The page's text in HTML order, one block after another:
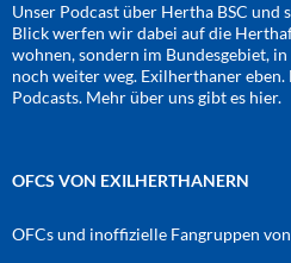
Unser Podcast über Hertha BSC und
Blick werfen wir dabei auf die
wohnen, sondern im Bundesgebiet,
noch weiter weg. Exilherthaner eben.
Podcasts. Mehr über uns gibt es hier.
OFCS VON EXILHERTHANERN
OFCs und inoffizielle Fangruppen